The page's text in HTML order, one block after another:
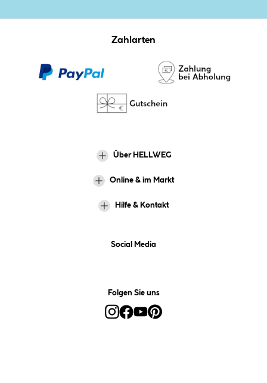
Zahlarten
Über HELLWEG
Online & im Markt
Hilfe & Kontakt
Social Media
Folgen Sie uns